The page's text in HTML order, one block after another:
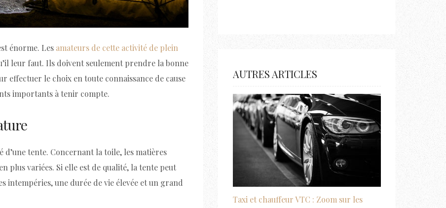
énorme. Les amateurs de cette activité de plein
leur faut. Ils doivent seulement prendre la bonne
effectuer le choix en toute connaissance de cause
importants à tenir compte.
tente. Concernant la toile, les matières
plus variées. Si elle est de qualité, la tente peut
une durée de vie élevée et un grand
AUTRES ARTICLES
Taxi et chauffeur VTC : Zoom sur les